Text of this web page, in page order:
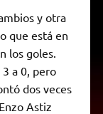
y otra
que está en
los goles.
a 0, pero
dos veces
Astiz